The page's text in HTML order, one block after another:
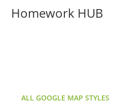
Homework HUB
ALL GOOGLE MAP STYLES